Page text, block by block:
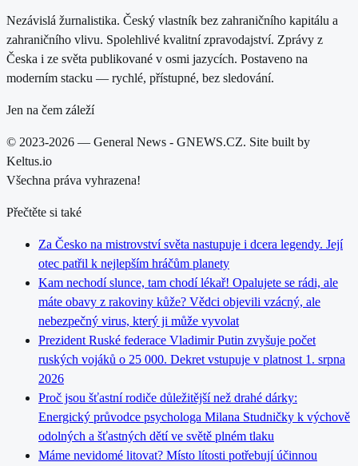
Nezávislá žurnalistika. Český vlastník bez zahraničního kapitálu a
zahraničního vlivu. Spolehlivé kvalitní zpravodajství. Zprávy z
Česka i ze světa publikované v osmi jazycích. Postaveno na
moderním stacku — rychlé, přístupné, bez sledování.
Jen na čem záleží
© 2023-2026 — General News - GNEWS.CZ. Site built by
Keltus.io
Všechna práva vyhrazena!
Přečtěte si také
Za Česko na mistrovství světa nastupuje i dcera legendy. Její
otec patřil k nejlepším hráčům planety
Kam nechodí slunce, tam chodí lékař! Opalujete se rádi, ale
máte obavy z rakoviny kůže? Vědci objevili vzácný, ale
nebezpečný virus, který ji může vyvolat
Prezident Ruské federace Vladimir Putin zvyšuje počet
ruských vojáků o 25 000. Dekret vstupuje v platnost 1. srpna
2026
Proč jsou šťastní rodiče důležitější než drahé dárky:
Energický průvodce psychologa Milana Studničky k výchově
odolných a šťastných dětí ve světě plném tlaku
Máme nevidomé litovat? Místo lítosti potřebují účinnou